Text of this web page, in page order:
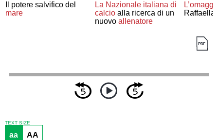
Il potere salvifico del
mare
La Nazionale italiana di
calcioalla ricerca di un
nuovo allenatore
Raffaella
TEXT SIZE
aa AA